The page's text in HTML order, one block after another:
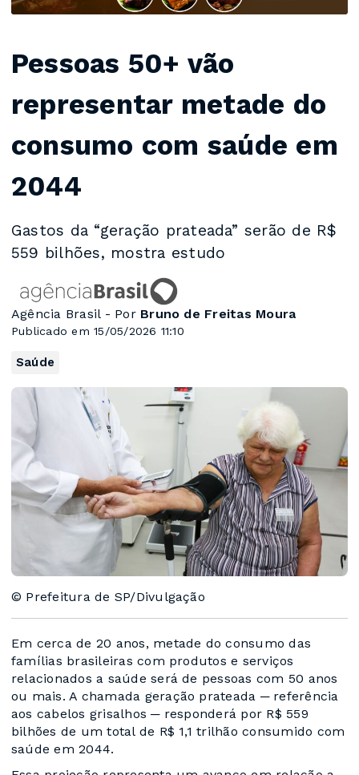
Pessoas 50+ vão
representar metade do
consumo com saúde em
2044
Gastos da “geração prateada” serão de R$
559 bilhões, mostra estudo
Agência Brasil - Por Bruno de Freitas Moura
Publicado em 15/05/2026 11:10
Saúde
© Prefeitura de SP/Divulgação
Em cerca de 20 anos, metade do consumo das
famílias brasileiras com produtos e serviços
relacionados a saúde será de pessoas com 50 anos
ou mais. A chamada geração prateada ─ referência
aos cabelos grisalhos ─ responderá por R$ 559
bilhões de um total de R$ 1,1 trilhão consumido com
saúde em 2044.